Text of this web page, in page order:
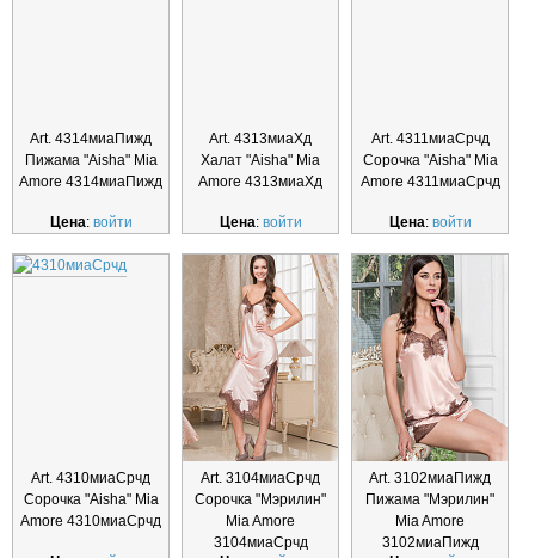
Art. 4314миаПижд
Пижама "Aisha" Mia
Amore 4314миаПижд
Цена: войти
Art. 4313миаХд
Халат "Aisha" Mia
Amore 4313миаХд
Цена: войти
Art. 4311миаСрчд
Сорочка "Aisha" Mia
Amore 4311миаСрчд
Цена: войти
Art. 4310миаСрчд
Сорочка "Aisha" Mia
Amore 4310миаСрчд
Art. 3104миаСрчд
Сорочка "Мэрилин"
Mia Amore
3104миаСрчд
Art. 3102миаПижд
Пижама "Мэрилин"
Mia Amore
3102миаПижд